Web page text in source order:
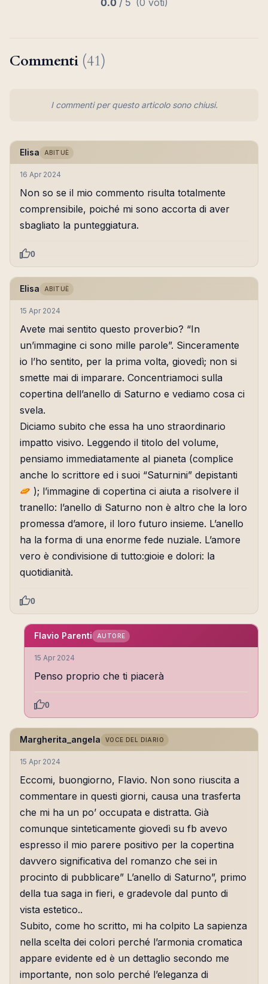
0.0 / 5 (0 voti)
Commenti (41)
I commenti per questo articolo sono chiusi.
Elisa ABITUÈ
16 Apr 2024
Non so se il mio commento risulta totalmente
comprensibile, poiché mi sono accorta di aver
sbagliato la punteggiatura.
0
Elisa ABITUÈ
15 Apr 2024
Avete mai sentito questo proverbio? “In
un’immagine ci sono mille parole”. Sinceramente
io l’ho sentito, per la prima volta, giovedì; non si
smette mai di imparare. Concentriamoci sulla
copertina dell’anello di Saturno e vediamo cosa ci
svela.
Diciamo subito che essa ha uno straordinario
impatto visivo. Leggendo il titolo del volume,
pensiamo immediatamente al pianeta (complice
anche lo scrittore ed i suoi “Saturnini” depistanti
); l’immagine di copertina ci aiuta a risolvere il
tranello: l’anello di Saturno non è altro che la loro
promessa d’amore, il loro futuro insieme. L’anello
ha la forma di una enorme fede nuziale. L’amore
vero è condivisione di tutto:gioie e dolori: la
quotidianità.
0
Flavio Parenti AUTORE
15 Apr 2024
Penso proprio che ti piacerà
0
Margherita_angela VOCE DEL DIARIO
15 Apr 2024
Eccomi, buongiorno, Flavio. Non sono riuscita a
commentare in questi giorni, causa una trasferta
che mi ha un po’ occupata e distratta. Già
comunque sinteticamente giovedì su fb avevo
espresso il mio parere positivo per la copertina
davvero significativa del romanzo che sei in
procinto di pubblicare” L’anello di Saturno”, primo
della tua saga in fieri, e gradevole dal punto di
vista estetico..
Subito, come ho scritto, mi ha colpito La sapienza
nella scelta dei colori perché l’armonia cromatica
appare evidente ed è un dettaglio secondo me
importante, non solo perché l’eleganza di